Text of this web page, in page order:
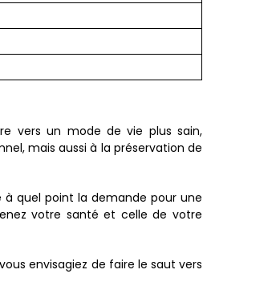
vers un mode de vie plus sain,
mais aussi à la préservation de
quel point la demande pour une
votre santé et celle de votre
envisagiez de faire le saut vers